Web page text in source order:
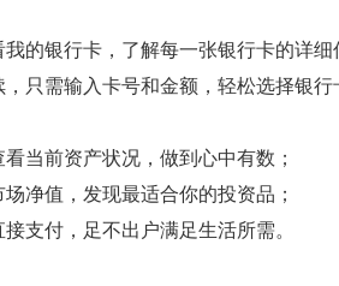
的银行卡，了解每一张银行卡的详细
只需输入卡号和金额，轻松选择银行
当前资产状况，做到心中有数；
净值，发现最适合你的投资品；
支付，足不出户满足生活所需。